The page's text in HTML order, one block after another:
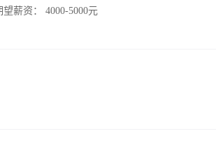
望薪资：
4000-5000元